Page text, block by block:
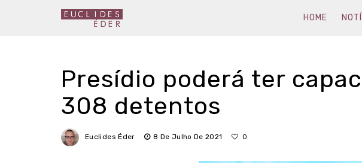
HOME
Presídio poderá ter
308 detentos
Euclides Éder 8 De Julho De 2021 0